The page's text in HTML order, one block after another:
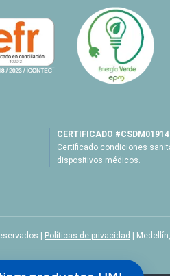
CERTIFICADO #CSDM01914
Certificado condiciones
dispositivos médicos.
| Políticas de privacidad |